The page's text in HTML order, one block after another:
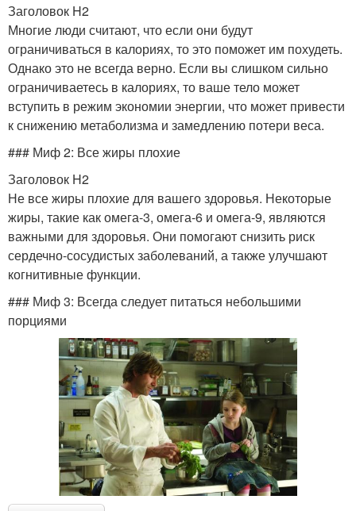
Заголовок H2
Многие люди считают, что если они будут
ограничиваться в калориях, то это поможет им похудеть.
Однако это не всегда верно. Если вы слишком сильно
ограничиваетесь в калориях, то ваше тело может
вступить в режим экономии энергии, что может привести
к снижению метаболизма и замедлению потери веса.
### Миф 2: Все жиры плохие
Заголовок H2
Не все жиры плохие для вашего здоровья. Некоторые
жиры, такие как омега-3, омега-6 и омега-9, являются
важными для здоровья. Они помогают снизить риск
сердечно-сосудистых заболеваний, а также улучшают
когнитивные функции.
### Миф 3: Всегда следует питаться небольшими
порциями